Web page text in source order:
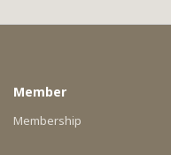
Member
Membership